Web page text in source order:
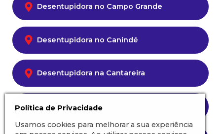
Desentupidora no Campo Grande
Desentupidora no Canindé
Desentupidora na Cantareira
Desentupidora em Carapicuíba
Política de Privacidade
Usamos cookies para melhorar a sua experiência